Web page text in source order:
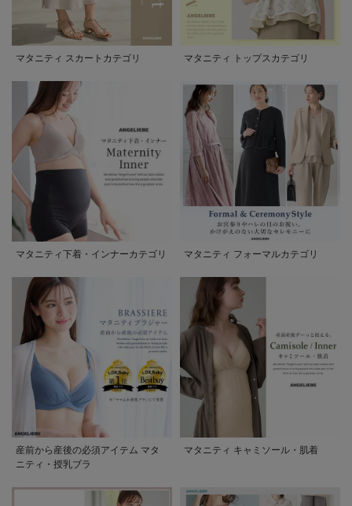
マタニティ スカートカテゴリ マタニティ トップスカテゴリ
マタニティ下着・インナーカテゴリ マタニティ フォーマルカテゴリ
産前から産後の必須アイテム マタ
ニティ・授乳ブラ
マタニティ キャミソール・肌着